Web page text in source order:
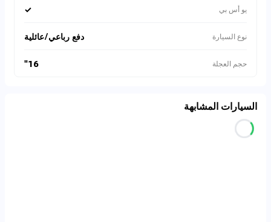
يو أس بي ✓
نوع السيارة دفع رباعي/عائلية
حجم العجلة 16"
السيارات المشابهة